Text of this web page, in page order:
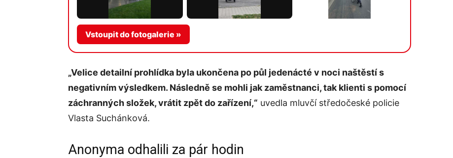
Vstoupit do fotogalerie »
„Velice detailní prohlídka byla ukončena po půl jedenácté v noci naštěstí s
negativním výsledkem. Následně se mohli jak zaměstnanci, tak klienti s pomocí
záchranných složek, vrátit zpět do zařízení,“ uvedla mluvčí středočeské policie
Vlasta Suchánková.
Anonyma odhalili za pár hodin